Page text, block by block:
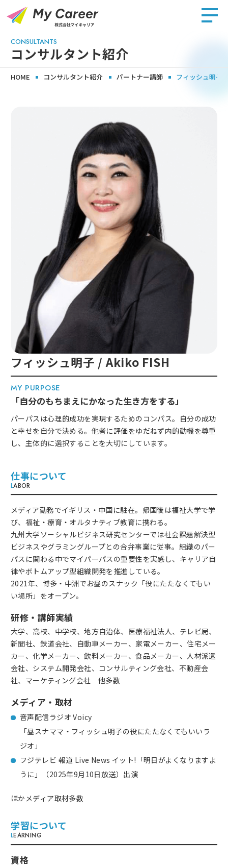
CONSULTANTS
コンサルタント紹介
HOME コンサルタント紹介 パートナー講師 フィッシュ明子
フィッシュ明子 / Akiko FISH
MY PURPOSE
「自分のもちまえにかなった生き方をする」
パーパスは心理的成功を実現するためのコンパス。自分の成功
と幸せを自分で決める。他者に評価をゆだねず内的動機を尊重
し、主体的に選択することを大切にしています。
仕事について
LABOR
メディア勤務でイギリス・中国に駐在。帰国後は福祉大学で学
び、福祉・療育・オルタナティブ教育に携わる。
九州大学ソーシャルビジネス研究センターでは社会課題解決型
ビジネスやグラミングループとの合弁事業に従事。組織のパー
パスに関わる中でマイパーパスの重要性を実感し、キャリア自
律やボトムアップ型組織開発を推進している。
2021年、博多・中洲でお昼のスナック「役にたたなくてもい
い場所」をオープン。
研修・講師実績
大学、高校、中学校、地方自治体、医療福祉法人、テレビ局、
新聞社、鉄道会社、自動車メーカー、家電メーカー、住宅メー
カー、化学メーカー、飲料メーカー、食品メーカー、人材派遣
会社、システム開発会社、コンサルティング会社、不動産会
社、マーケティング会社 他多数
メディア・取材
音声配信ラジオ Voicy
「昼スナママ・フィッシュ明子の役にたたなくてもいいラ
ジオ」
フジテレビ 報道 Live News イット!「明日がよくなりますよ
うに」（2025年9月10日放送）出演
ほかメディア取材多数
学習について
LEARNING
資格